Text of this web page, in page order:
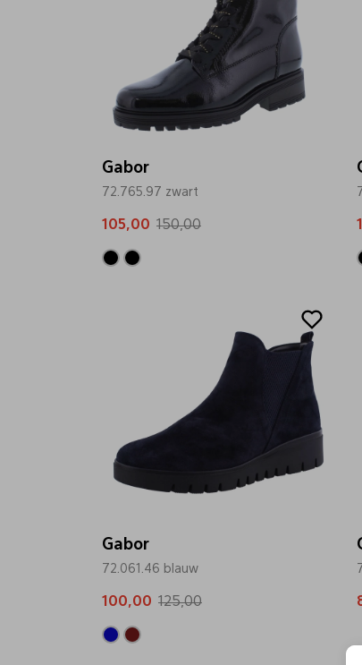
Gabor
72.765.97 zwart
105,00 150,00
Gabor
72.061.46 blauw
100,00 125,00